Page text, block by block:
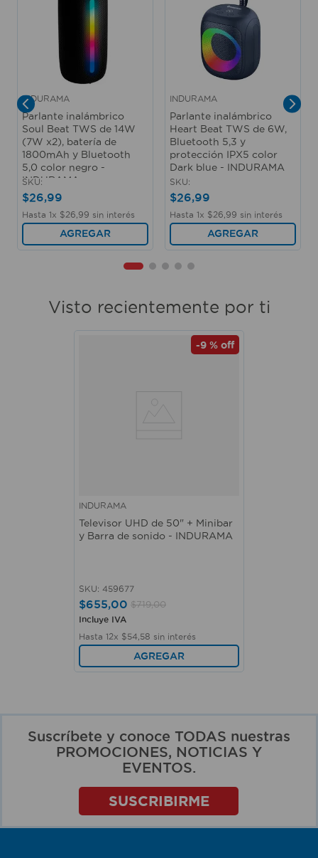
INDURAMA
Parlante inalámbrico
Soul Beat TWS de 14W
(7W x2), batería de
1800mAh y Bluetooth
5,0 color negro -
INDURAMA
SKU:
$26,99
Hasta 1x $26 99 sin interés
AGREGAR
INDURAMA
Parlante inalámbrico
Heart Beat TWS de 6W,
Bluetooth 5,3 y
protección IPX5 color
Dark blue - INDURAMA
SKU:
$26,99
Hasta 1x $26 99 sin interés
AGREGAR
Visto recientemente por ti
-9 % off
INDURAMA
Televisor UHD de 50" + Minibar
y Barra de sonido - INDURAMA
SKU: 459677
$655,00 $719,00
Incluye IVA
Hasta 12x $54 58 sin interés
AGREGAR
Suscríbete y conoce TODAS nuestras
PROMOCIONES, NOTICIAS Y
EVENTOS.
SUSCRIBIRME